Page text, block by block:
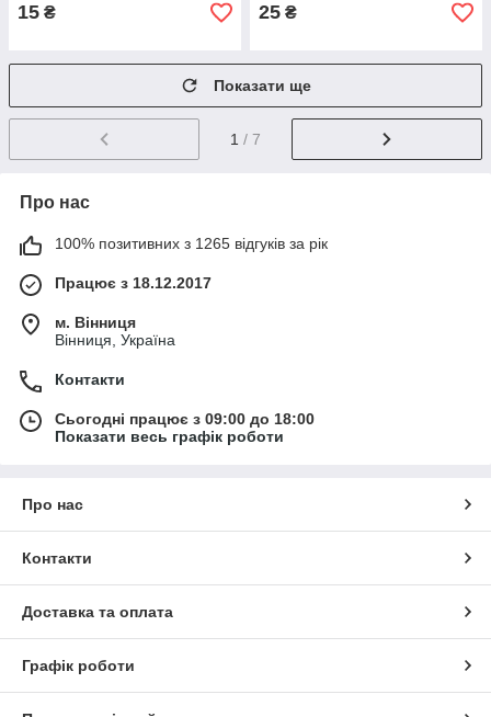
15 ₴ 25 ₴
Показати ще
1 / 7
Про нас
100% позитивних з 1265 відгуків за рік
Працює з 18.12.2017
м. Вінниця
Вінниця, Україна
Контакти
Сьогодні працює з 09:00 до 18:00
Показати весь графік роботи
Про нас
Контакти
Доставка та оплата
Графік роботи